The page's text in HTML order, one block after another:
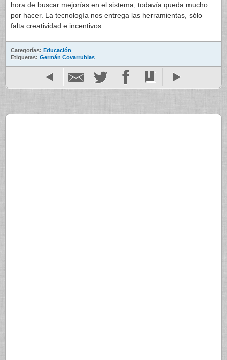
hora de buscar mejorías en el sistema, todavía queda mucho
por hacer. La tecnología nos entrega las herramientas, sólo
falta creatividad e incentivos.
Categorías: Educación
Etiquetas: Germán Covarrubias